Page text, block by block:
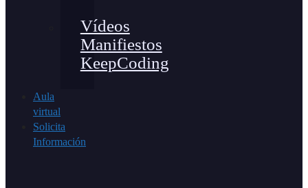
Vídeos
Manifiestos
KeepCoding
Aula
virtual
Solicita
Información